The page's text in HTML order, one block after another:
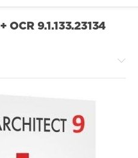
OCR 9.1.133.23134